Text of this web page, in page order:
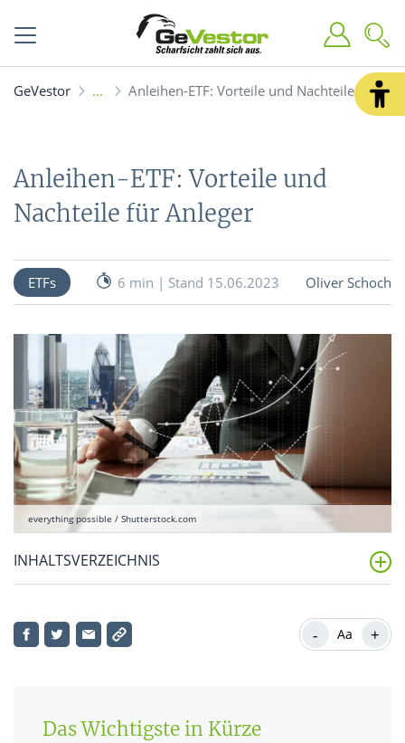
GeVestor Anleihen-ETF: Vorteile und Nachteile für
Anleihen-ETF: Vorteile und
Nachteile für Anleger
ETFs 6 min | Stand 15.06.2023 Oliver Schoch
everything possible / Shutterstock.com
INHALTSVERZEICHNIS
Was sind Anleihen-ETFs?
Zinsen bei Anleihen-ETFs: Ausschüttung oder
- Aa +
Das Wichtigste in Kürze